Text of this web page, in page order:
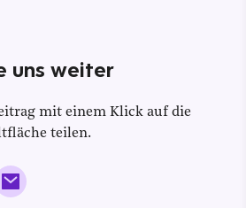
uns weiter
mit einem Klick auf die
teilen.